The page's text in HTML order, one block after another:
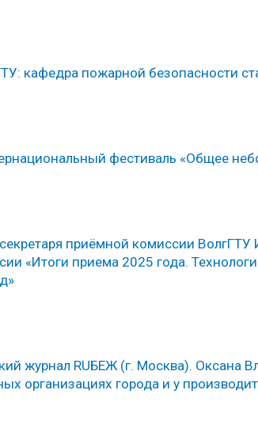
кафедра пожарной безопасности
фестиваль «Общее
секретаря приёмной комиссии
«Итоги приема 2025 года.
журнал RUБЕЖ (г. Москва). Оксана
организациях города и у